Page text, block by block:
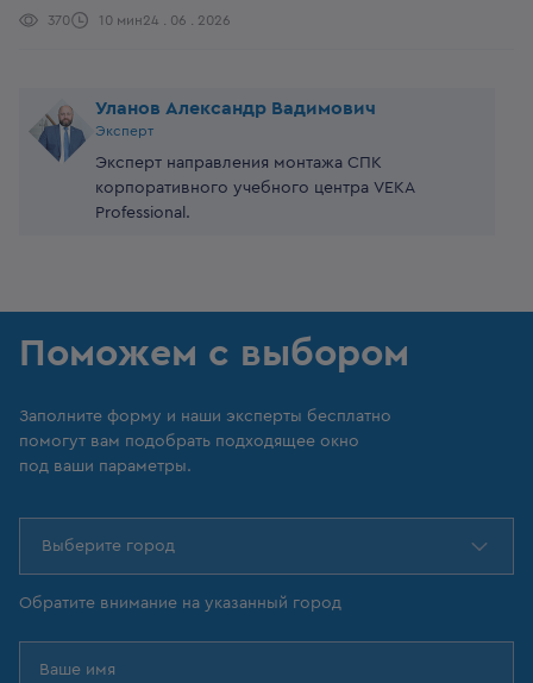
370 10 мин24 . 06 . 2026
Уланов Александр Вадимович
Эксперт
Эксперт направления монтажа СПК
корпоративного учебного центра VEKA
Professional.
Поможем с выбором
Заполните форму и наши эксперты бесплатно
помогут вам подобрать подходящее окно
под ваши параметры.
Выберите город
Обратите внимание на указанный город